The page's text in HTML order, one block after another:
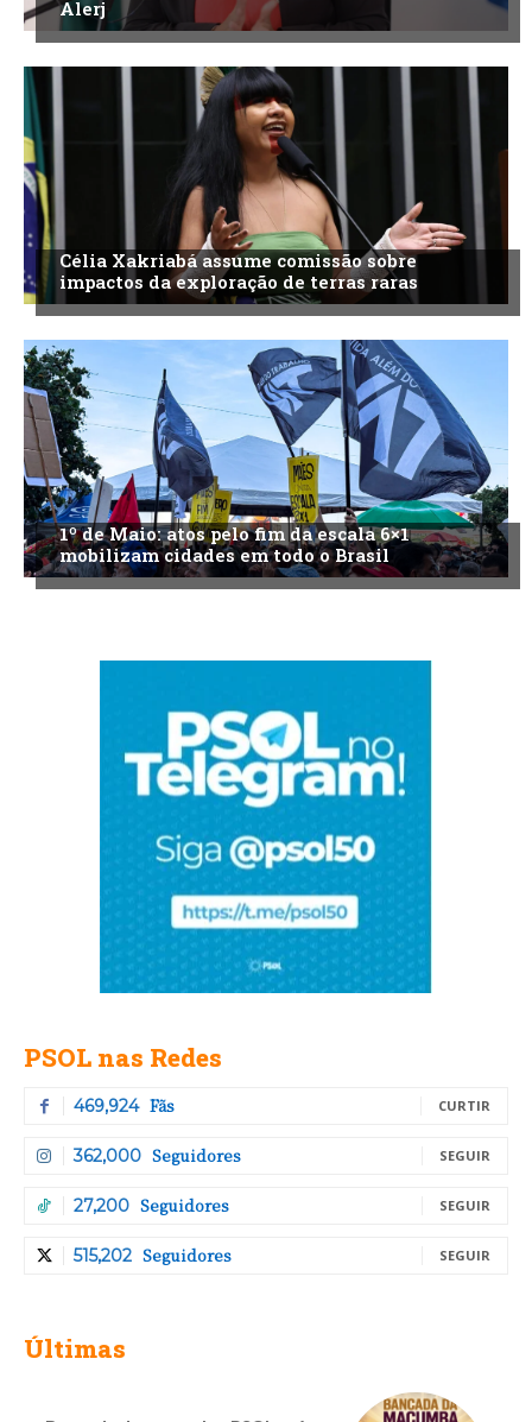
Alerj
Célia Xakriabá assume comissão sobre
impactos da exploração de terras raras
1º de Maio: atos pelo fim da escala 6×1
mobilizam cidades em todo o Brasil
PSOL nas Redes
469,924 Fãs CURTIR
362,000 Seguidores SEGUIR
27,200 Seguidores SEGUIR
515,202 Seguidores SEGUIR
Últimas